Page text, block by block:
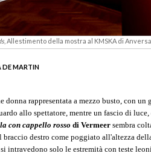
, Allestimento della mostra al KMSKA di
DE MARTIN
donna rappresentata a mezzo busto, con
allo spettatore, mentre un fascio di
con cappello rosso di Vermeer sembra
braccio destro come poggiato all'altezza
intravedono solo le estremità con teste